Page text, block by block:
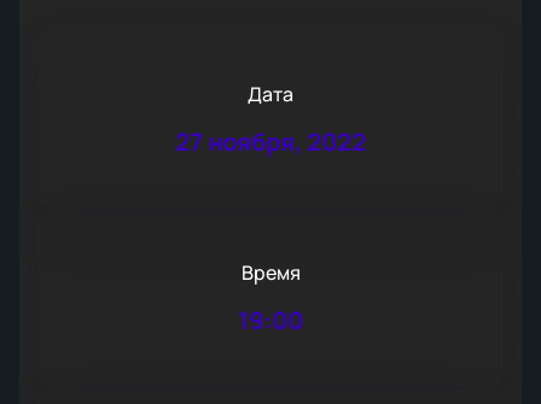
Дата
27 ноября, 2022
Время
19:00